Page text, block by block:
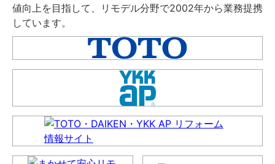
値向上を目指して、リモデル分野で2002年から業務提携
しています。